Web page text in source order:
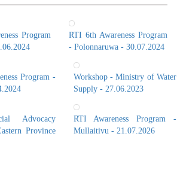
Program
RTI 6th Awareness Program
- Polonnaruwa - 30.07.2024
Program -
Workshop - Ministry of Water
Supply - 27.06.2023
Advocacy
Province
RTI Awareness Program -
Mullaitivu - 21.07.2026